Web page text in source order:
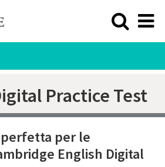
Practice Test
per le
English Digital